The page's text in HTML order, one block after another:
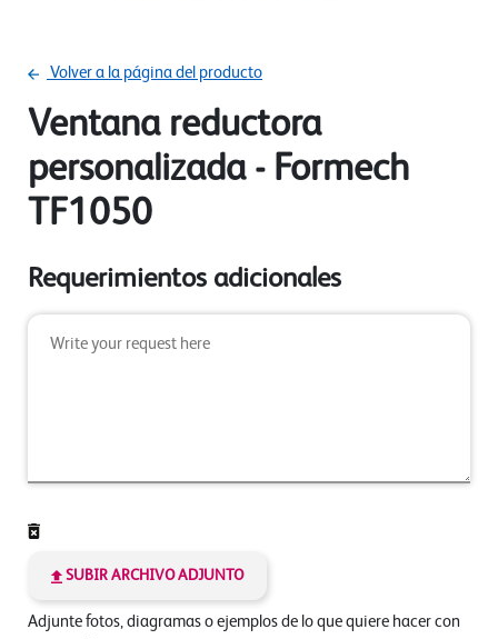
Volver a la página del producto
Ventana reductora
personalizada - Formech
TF1050
Requerimientos adicionales
SUBIR ARCHIVO ADJUNTO
Adjunte fotos, diagramas o ejemplos de lo que quiere hacer con